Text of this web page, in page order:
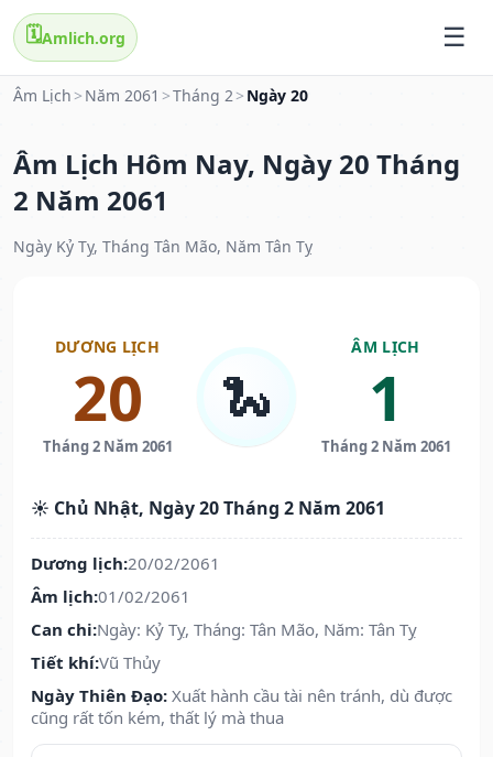
🗓️Amlich.org
Âm Lịch > Năm 2061 >Tháng 2> Ngày 20
Âm Lịch Hôm Nay, Ngày 20 Tháng
2 Năm 2061
Ngày Kỷ Tỵ, Tháng Tân Mão, Năm Tân Tỵ
DƯƠNG LỊCH
20
Tháng 2 Năm 2061
🐍
ÂM LỊCH
1
Tháng 2 Năm 2061
☀️ Chủ Nhật, Ngày 20 Tháng 2 Năm 2061
Dương lịch:20/02/2061
Âm lịch:01/02/2061
Can chi:Ngày: Kỷ Tỵ, Tháng: Tân Mão, Năm: Tân Tỵ
Tiết khí:Vũ Thủy
Ngày Thiên Đạo: Xuất hành cầu tài nên tránh, dù được
cũng rất tốn kém, thất lý mà thua